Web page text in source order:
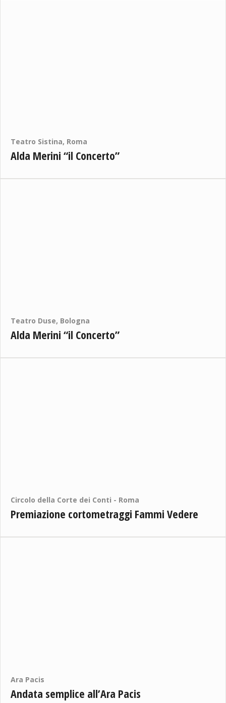
Teatro Sistina, Roma
Alda Merini “il Concerto”
Teatro Duse, Bologna
Alda Merini “il Concerto”
Circolo della Corte dei Conti - Roma
Premiazione cortometraggi Fammi Vedere
Ara Pacis
Andata semplice all’Ara Pacis